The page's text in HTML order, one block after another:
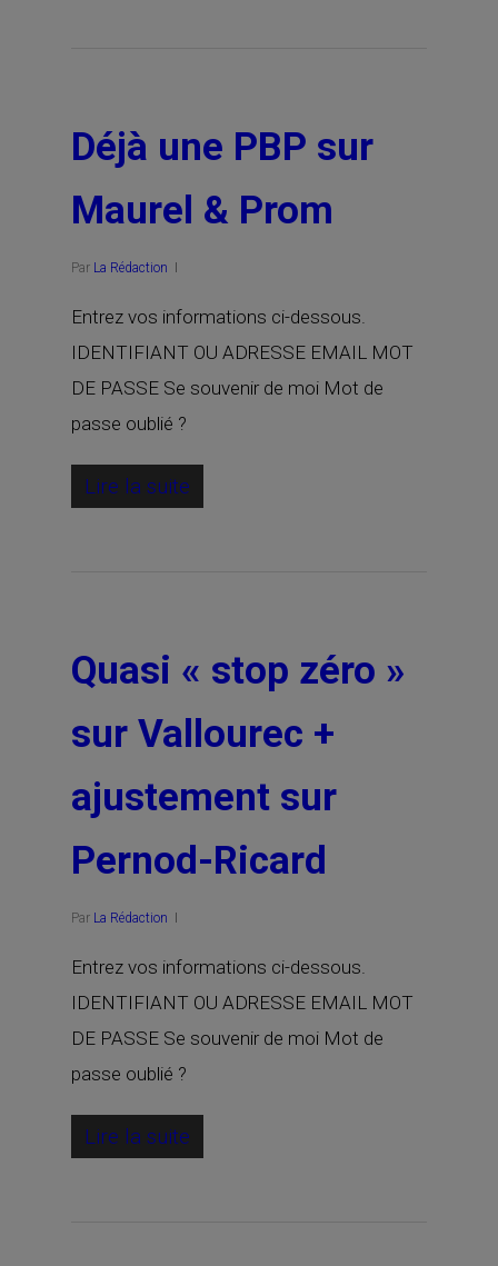
Déjà une PBP sur
Maurel & Prom
Par La Rédaction
Entrez vos informations ci-dessous.
IDENTIFIANT OU ADRESSE EMAIL MOT
DE PASSE Se souvenir de moi Mot de
passe oublié ?
Lire la suite
Quasi « stop zéro »
sur Vallourec +
ajustement sur
Pernod-Ricard
Par La Rédaction
Entrez vos informations ci-dessous.
IDENTIFIANT OU ADRESSE EMAIL MOT
DE PASSE Se souvenir de moi Mot de
passe oublié ?
Lire la suite